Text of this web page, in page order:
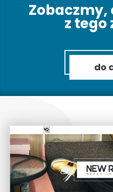
Zobaczmy,
z tego
do